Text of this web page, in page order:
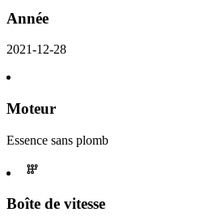
Année
2021-12-28
Moteur
Essence sans plomb
Boîte de vitesse